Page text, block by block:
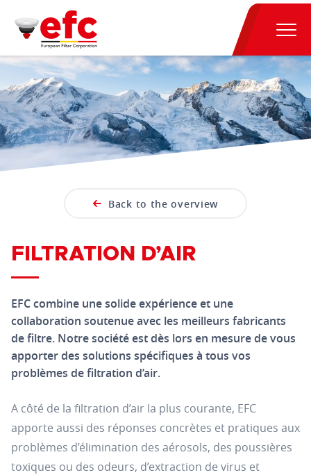
Back to the overview
FILTRATION D’AIR
EFC combine une solide expérience et une
collaboration soutenue avec les meilleurs fabricants
de filtre. Notre société est dès lors en mesure de vous
apporter des solutions spécifiques à tous vos
problèmes de filtration d’air.
A côté de la filtration d’air la plus courante, EFC
apporte aussi des réponses concrètes et pratiques aux
problèmes d’élimination des aérosols, des poussières
toxiques ou des odeurs, d’extraction de virus et